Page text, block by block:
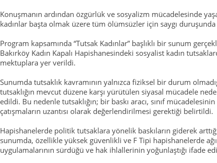
Konuşmanın ardından özgürlük ve sosyalizm mücadelesinde
kadınlar başta olmak üzere tüm ölümsüzler için saygı
Program kapsamında “Tutsak Kadınlar” başlıklı bir sunum
Bakırköy Kadın Kapalı Hapishanesindeki sosyalist kadın
mektuplara yer verildi.
Sunumda tutsaklık kavramının yalnızca fiziksel bir durum
tutsaklığın mevcut düzene karşı yürütülen siyasal mücadele
edildi. Bu nedenle tutsaklığın; bir baskı aracı, sınıf
çatışmaların uzantısı olarak değerlendirilmesi gerektiği belirtildi.
Hapishanelerde politik tutsaklara yönelik baskıların giderek
sunumda, özellikle yüksek güvenlikli ve F Tipi hapishanelerde
uygulamalarının sürdüğü ve hak ihlallerinin yoğunlaştığı ifade